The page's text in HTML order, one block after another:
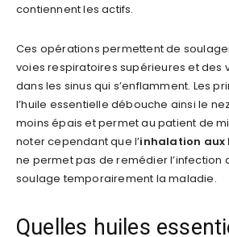
contiennent les actifs.
Ces opérations permettent de
voies respiratoires supérieures et des
dans les sinus qui s’enflamment. Les
l’huile essentielle débouche ainsi le
moins épais et permet au patient de
noter cependant que l’inhalation aux
ne permet pas de remédier l’infection
soulage temporairement la maladie.
Quelles huiles